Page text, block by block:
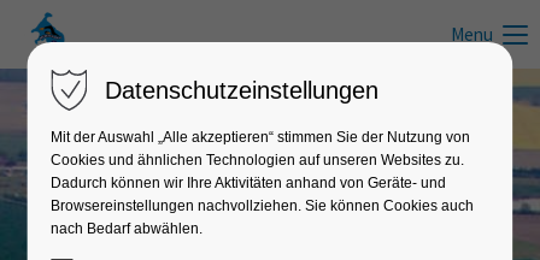
Menu
Die Mecklenburgische Seenplatte
Das "Land der tausend Seen"
Datenschutzeinstellungen
Mit der Auswahl „Alle akzeptieren“ stimmen Sie der Nutzung von
Cookies und ähnlichen Technologien auf unseren Websites zu.
Dadurch können wir Ihre Aktivitäten anhand von Geräte- und
Browsereinstellungen nachvollziehen. Sie können Cookies auch
nach Bedarf abwählen.